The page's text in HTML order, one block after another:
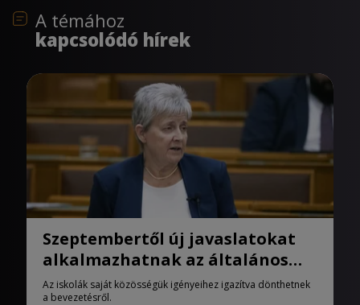
A témához
kapcsolódó hírek
Szeptembertől új javaslatokat
alkalmazhatnak az általános
iskolák
Az iskolák saját közösségük igényeihez igazítva dönthetnek
a bevezetésről.